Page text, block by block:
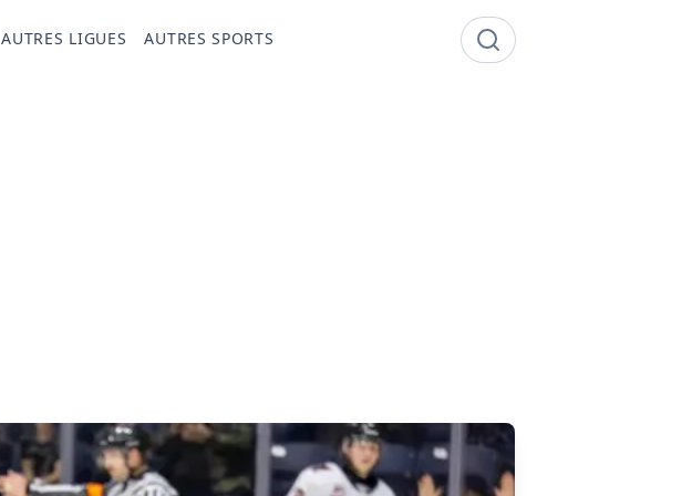
AUTRES LIGUES AUTRES SPORTS